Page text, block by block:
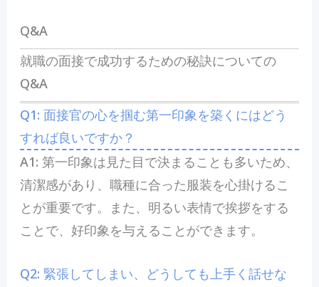
Q&A
就職の面接で成功するための秘訣についての
Q&A
Q1: 面接官の心を掴む第一印象を築くにはどう
すれば良いですか？
A1:​ 第一印象は見た目で決まることも多いため、
清潔感があり、職種に合った服装を心掛けるこ
とが重要です。また、明るい表情で挨拶をする
ことで、好印象を与えることができます。
Q2: 緊張してしまい、どうしても上手く話せな